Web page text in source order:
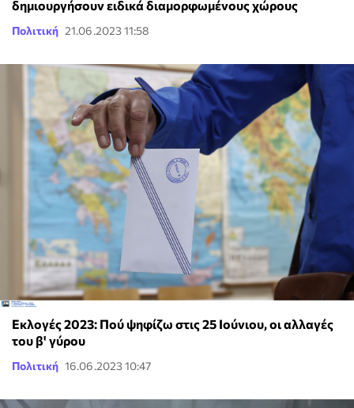
δημιουργήσουν ειδικά διαμορφωμένους χώρους
Πολιτική 21.06.2023 11:58
Εκλογές 2023: Πού ψηφίζω στις 25 Ιούνιου, οι αλλαγές
του β' γύρου
Πολιτική 16.06.2023 10:47